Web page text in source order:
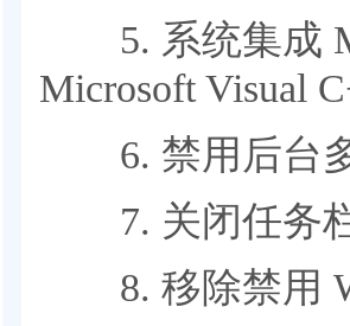
5. 系统集成
Microsoft Visual
6. 禁用后台多
7. 关闭任务栏
8. 移除禁用